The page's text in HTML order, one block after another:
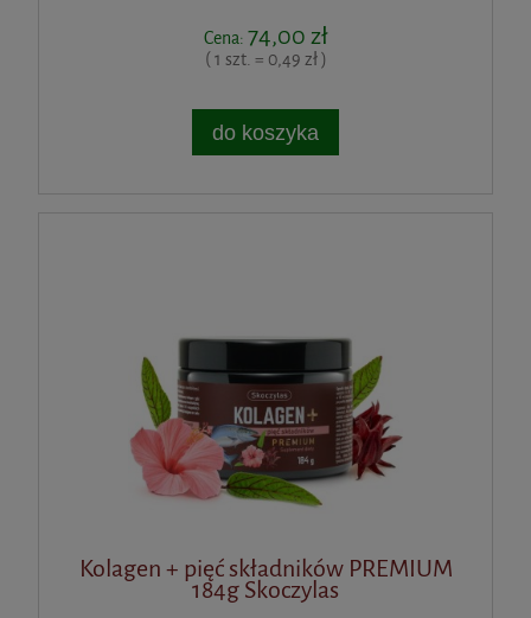
Cena: 74,00 zł
( 1 szt. = 0,49 zł )
do koszyka
Kolagen + pięć składników PREMIUM
184g Skoczylas